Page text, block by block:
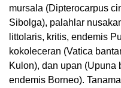
mursala (Dipterocarpus
Sibolga), palahlar
littolaris, kritis, endemis
kokoleceran (Vatica
Kulon), dan upan (Upuna
endemis Borneo).